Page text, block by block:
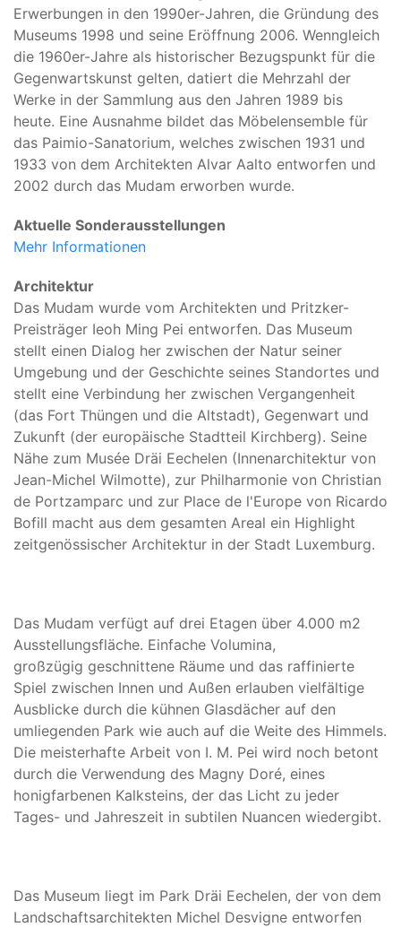
Erwerbungen in den 1990er-Jahren, die Gründung des
Museums 1998 und seine Eröffnung 2006. Wenngleich
die 1960er-Jahre als historischer Bezugspunkt für die
Gegenwartskunst gelten, datiert die Mehrzahl der
Werke in der Sammlung aus den Jahren 1989 bis
heute. Eine Ausnahme bildet das Möbelensemble für
das Paimio-Sanatorium, welches zwischen 1931 und
1933 von dem Architekten Alvar Aalto entworfen und
2002 durch das Mudam erworben wurde.
Aktuelle Sonderausstellungen
Mehr Informationen
Architektur
Das Mudam wurde vom Architekten und Pritzker-
Preisträger Ieoh Ming Pei entworfen. Das Museum
stellt einen Dialog her zwischen der Natur seiner
Umgebung und der Geschichte seines Standortes und
stellt eine Verbindung her zwischen Vergangenheit
(das Fort Thüngen und die Altstadt), Gegenwart und
Zukunft (der europäische Stadtteil Kirchberg). Seine
Nähe zum Musée Dräi Eechelen (Innenarchitektur von
Jean-Michel Wilmotte), zur Philharmonie von Christian
de Portzamparc und zur Place de l'Europe von Ricardo
Bofill macht aus dem gesamten Areal ein Highlight
zeitgenössischer Architektur in der Stadt Luxemburg.
Das Mudam verfügt auf drei Etagen über 4.000 m2
Ausstellungsfläche. Einfache Volumina,
großzügig geschnittene Räume und das raffinierte
Spiel zwischen Innen und Außen erlauben vielfältige
Ausblicke durch die kühnen Glasdächer auf den
umliegenden Park wie auch auf die Weite des Himmels.
Die meisterhafte Arbeit von I. M. Pei wird noch betont
durch die Verwendung des Magny Doré, eines
honigfarbenen Kalksteins, der das Licht zu jeder
Tages- und Jahreszeit in subtilen Nuancen wiedergibt.
Das Museum liegt im Park Dräi Eechelen, der von dem
Landschaftsarchitekten Michel Desvigne entworfen